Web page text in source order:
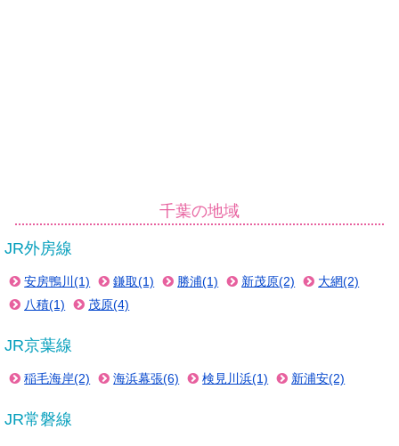
千葉の地域
JR外房線
安房鴨川(1) 鎌取(1) 勝浦(1) 新茂原(2)
大網(2)
八積(1)
茂原(4)
JR京葉線
稲毛海岸(2) 海浜幕張(6) 検見川浜(1) 新浦安(2)
JR常磐線